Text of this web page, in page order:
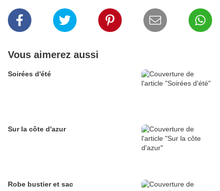
Vous aimerez aussi
Soirées d'été
Sur la côte d'azur
Robe bustier et sac